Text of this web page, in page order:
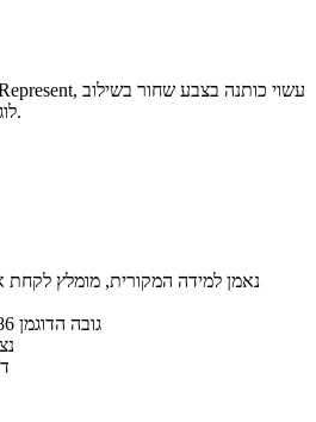
לוגו '247' בחזית והדפס גרפי בגב.
נאמן למידה המקורית, מומלץ
הדוגמן לובש מידה l גובה הדוגמן 1.86